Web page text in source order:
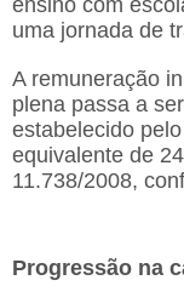
uma jornada de
A remuneração
plena passa a
estabelecido
equivalente de
11.738/2008,
Progressão na